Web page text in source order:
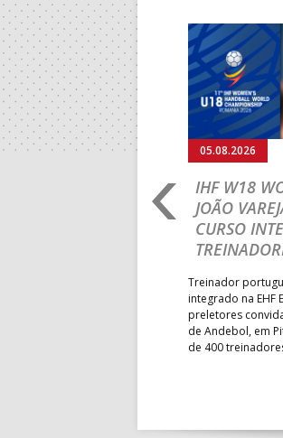
05.08.2026
IHF W18
JOÃO
CURSO
Treinador
integrado na EHF
preletores
de Andebol, em
de 400
Anterior